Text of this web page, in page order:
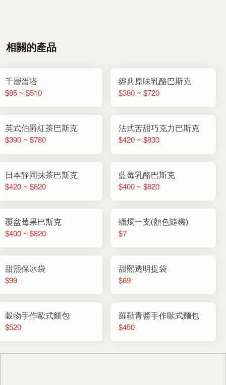
相關的產品
千層蛋塔
$85 ~ $510
經典原味乳酪巴斯克
$380 ~ $720
英式伯爵紅茶巴斯克
$390 ~ $780
法式苦甜巧克力巴斯克
$420 ~ $830
日本靜岡抹茶巴斯克
$420 ~ $820
藍莓乳酪巴斯克
$400 ~ $820
覆盆莓果巴斯克
$400 ~ $820
蠟燭一支(顏色隨機)
$7
甜熙保冰袋
$99
甜熙透明提袋
$69
穀物手作歐式麵包
$520
羅勒青醬手作歐式麵包
$450